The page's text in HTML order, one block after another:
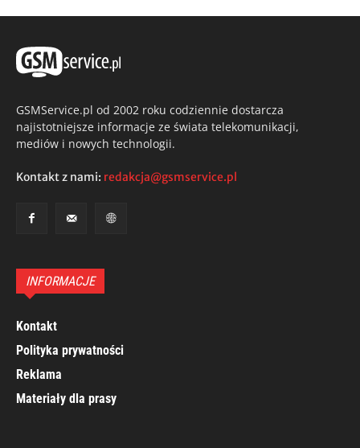
GSMService.pl od 2002 roku codziennie dostarcza
najistotniejsze informacje ze świata telekomunikacji,
mediów i nowych technologii.
Kontakt z nami: redakcja@gsmservice.pl
INFORMACJE
Kontakt
Polityka prywatności
Reklama
Materiały dla prasy